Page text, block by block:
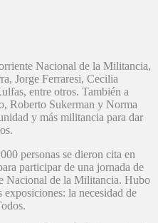
Nacional de la Militancia,
Jorge Ferraresi, Cecilia
entre otros. También a
Roberto Sukerman y Norma
y más militancia para dar
personas se dieron cita en
participar de una jornada de
Nacional de la Militancia. Hubo
exposiciones: la necesidad de